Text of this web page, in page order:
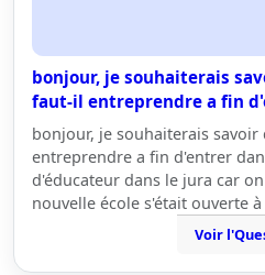
bonjour, je souhaiterais
faut-il entreprendre a fin
bonjour, je souhaiterais
entreprendre a fin d'entrer
d'éducateur dans le jura car
nouvelle école s'était ouverte
Voir